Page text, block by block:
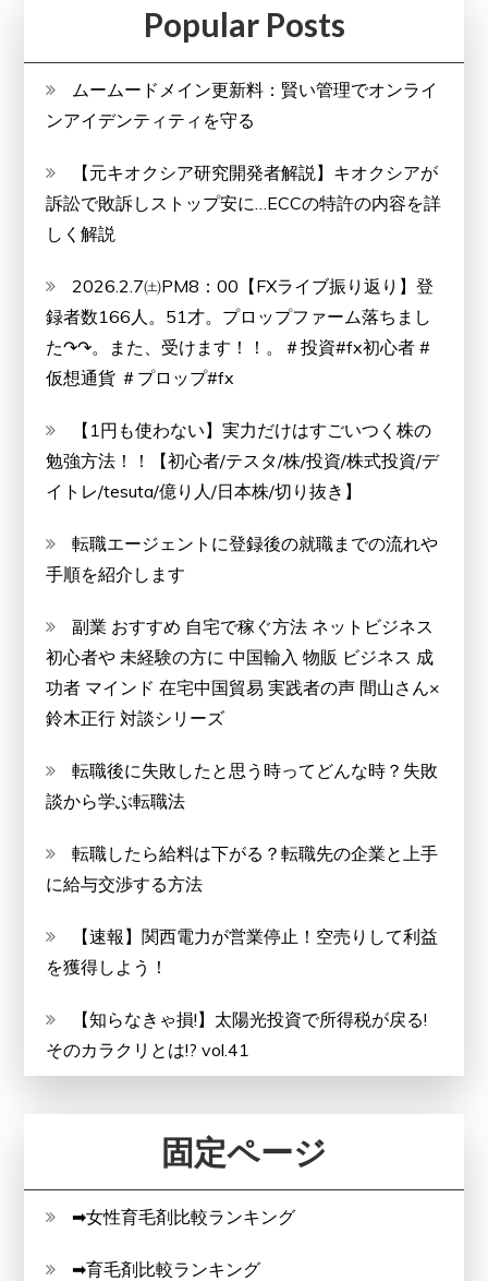
Popular Posts
ムームードメイン更新料：賢い管理でオンライ
ンアイデンティティを守る
【元キオクシア研究開発者解説】キオクシアが
訴訟で敗訴しストップ安に…ECCの特許の内容を詳
しく解説
2026.2.7㈯PM8：00【FXライブ振り返り】登
録者数166人。51才。プロップファーム落ちまし
た↷↷。また、受けます！！。＃投資#fx初心者 #
仮想通貨 ＃プロップ#fx
【1円も使わない】実力だけはすごいつく株の
勉強方法！！【初心者/テスタ/株/投資/株式投資/デ
イトレ/tesuta/億り人/日本株/切り抜き】
転職エージェントに登録後の就職までの流れや
手順を紹介します
副業 おすすめ 自宅で稼ぐ方法 ネットビジネス
初心者や 未経験の方に 中国輸入 物販 ビジネス 成
功者 マインド 在宅中国貿易 実践者の声 間山さん×
鈴木正行 対談シリーズ
転職後に失敗したと思う時ってどんな時？失敗
談から学ぶ転職法
転職したら給料は下がる？転職先の企業と上手
に給与交渉する方法
【速報】関西電力が営業停止！空売りして利益
を獲得しよう！
【知らなきゃ損!】太陽光投資で所得税が戻る!
そのカラクリとは!? vol.41
固定ページ
➡女性育毛剤比較ランキング
➡育毛剤比較ランキング